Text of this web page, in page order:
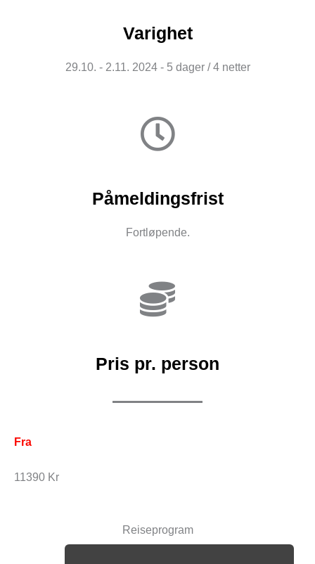
Varighet
29.10. - 2.11. 2024 - 5 dager / 4 netter
Påmeldingsfrist
Fortløpende.
Pris pr. person
Fra
11390 Kr
Reiseprogram